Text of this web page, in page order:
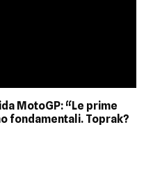
MotoGP: “Le prime
fondamentali. Toprak?